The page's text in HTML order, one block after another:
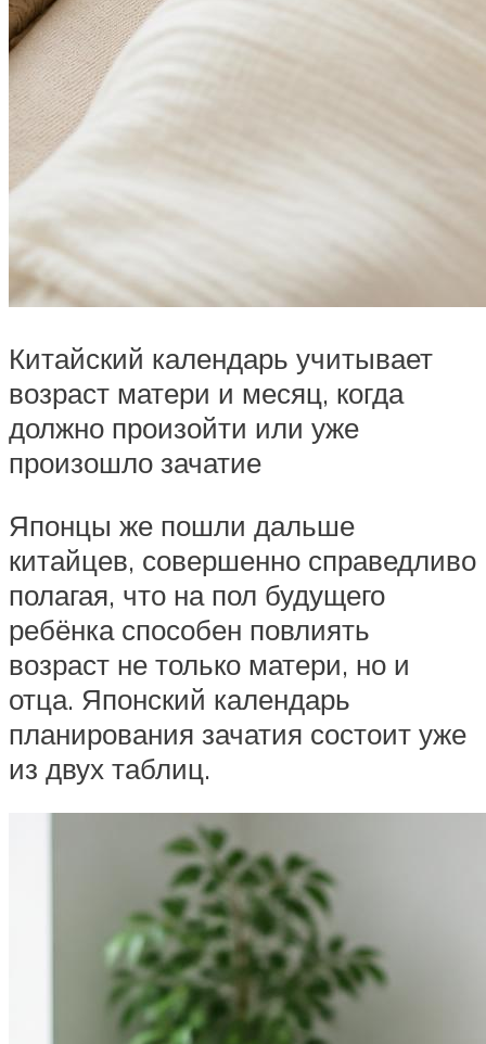
Китайский календарь учитывает
возраст матери и месяц, когда
должно произойти или уже
произошло зачатие
Японцы же пошли дальше
китайцев, совершенно справедливо
полагая, что на пол будущего
ребёнка способен повлиять
возраст не только матери, но и
отца. Японский календарь
планирования зачатия состоит уже
из двух таблиц.